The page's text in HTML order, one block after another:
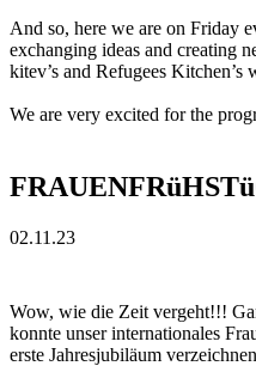
And so, here we are on Friday
exchanging ideas and creating
kitev’s and Refugees
We are very excited for the
02.11.23
Wow, wie die Zeit vergeht!!!
konnte unser internationales
erste Jahresjubiläum